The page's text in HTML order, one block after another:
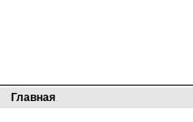
Главная